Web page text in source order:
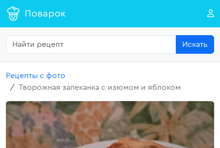
Поварок
Искать
Рецепты с фото
Творожная запеканка с изюмом и яблоком